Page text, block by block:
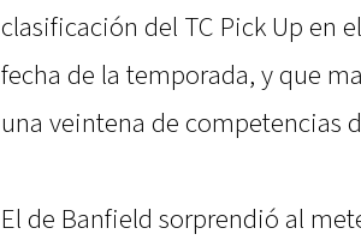
clasificación del TC Pick Up en
fecha de la temporada, y que
una veintena de competencias
El de Banfield sorprendió al